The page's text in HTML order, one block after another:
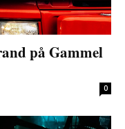
på Gammel
0